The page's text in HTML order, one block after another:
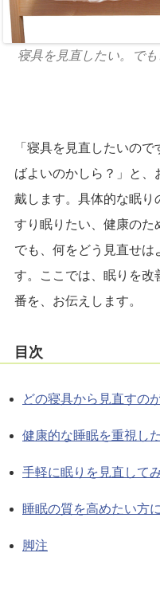
寝具を見直したい。で
「寝具を見直したいの
ばよいのかしら？」と
戴します。具体的な眠り
すり眠りたい、健康のた
でも、何をどう見直せ
す。ここでは、眠りを改
番を、お伝えします。
目次
どの寝具から見直すの
健康的な睡眠を重視し
手軽に眠りを見直して
睡眠の質を高めたい方
脚注